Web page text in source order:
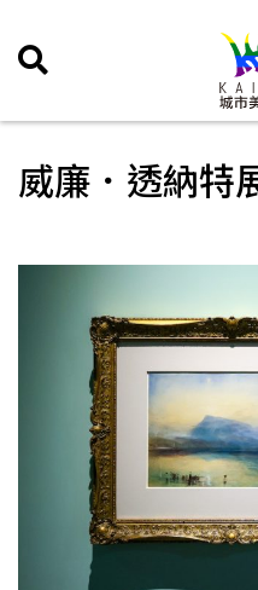
威廉．透納特